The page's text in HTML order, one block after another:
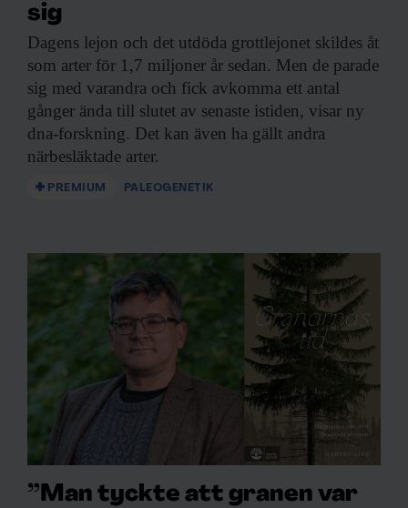
sig
Dagens lejon och det utdöda grottlejonet skildes åt
som arter för 1,7 miljoner år sedan. Men de parade
sig med varandra och fick avkomma ett antal
gånger ända till slutet av senaste istiden, visar ny
dna-forskning. Det kan även ha gällt andra
närbesläktade arter.
PREMIUM PALEOGENETIK
”Man tyckte att granen var